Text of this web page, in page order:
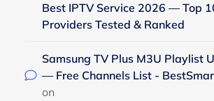
Best IPTV Service 2026 — Top
Providers Tested & Ranked
Samsung TV Plus M3U Playlist
— Free Channels List -
on